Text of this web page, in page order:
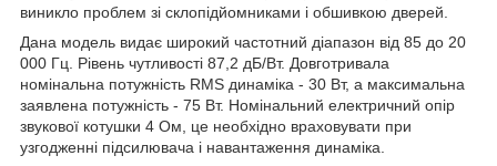
виникло проблем зі склопідйомниками і обшивкою дверей.
Дана модель видає широкий частотний діапазон від 85 до 20
000 Гц. Рівень чутливості 87,2 дБ/Вт. Довготривала
номінальна потужність RMS динаміка - 30 Вт, а максимальна
заявлена потужність - 75 Вт. Номінальний електричний опір
звукової котушки 4 Ом, це необхідно враховувати при
узгодженні підсилювача і навантаження динаміка.